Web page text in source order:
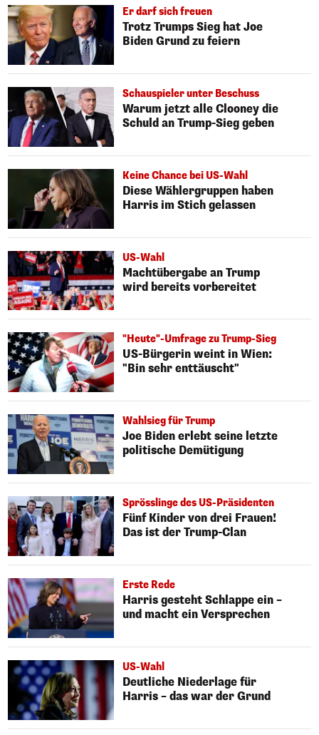
Er darf sich freuen
Trotz Trumps Sieg hat Joe
Biden Grund zu feiern
Schauspieler unter Beschuss
Warum jetzt alle Clooney die
Schuld an Trump-Sieg geben
Keine Chance bei US-Wahl
Diese Wählergruppen haben
Harris im Stich gelassen
US-Wahl
Machtübergabe an Trump
wird bereits vorbereitet
"Heute"-Umfrage zu Trump-Sieg
US-Bürgerin weint in Wien:
"Bin sehr enttäuscht"
Wahlsieg für Trump
Joe Biden erlebt seine letzte
politische Demütigung
Sprösslinge des US-Präsidenten
Fünf Kinder von drei Frauen!
Das ist der Trump-Clan
Erste Rede
Harris gesteht Schlappe ein –
und macht ein Versprechen
US-Wahl
Deutliche Niederlage für
Harris – das war der Grund